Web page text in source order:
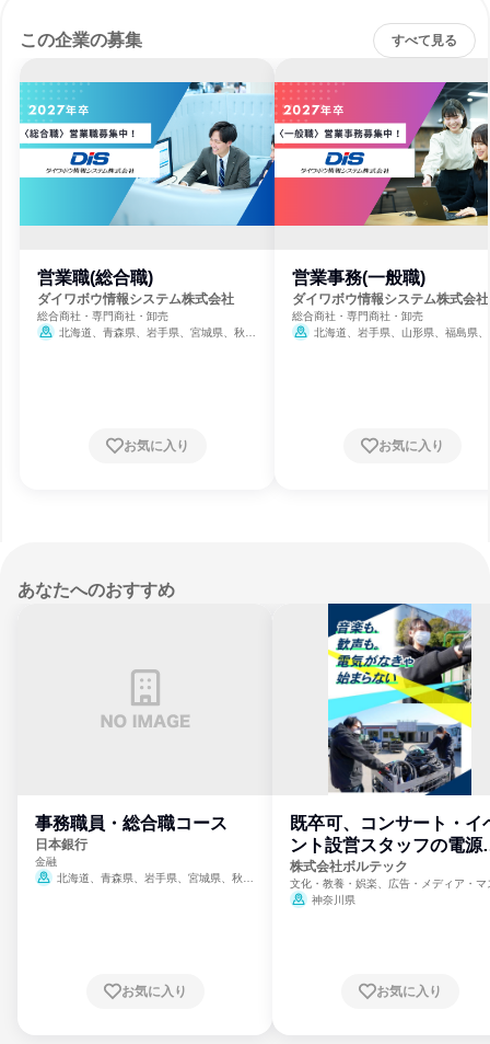
この企業の募集 すべて見る
営業職(総合職)
ダイワボウ情報システム株式会社
総合商社・専門商社・卸売
北海道、青森県、岩手県、宮城県、秋田
山口県、徳島県、香川県、愛媛県、高知県、
お気に入り
営業事務(一般職)
ダイワボウ情報システム株式会社
総合商社・専門商社・卸売
北海道、岩手県、山形県、福島県
お気に入り
あなたへのおすすめ
事務職員・総合職コース
日本銀行
金融
北海道、青森県、岩手県、宮城県、秋田
崎県、熊本県、大分県、宮崎県、鹿児島県、
お気に入り
既卒可、コンサート・イ
ント設営スタッフの電源
門
株式会社ボルテック
文化・教養・娯楽、広告・メディア・マ
ミ、電力・ガス・水道・エネルギー
神奈川県
お気に入り